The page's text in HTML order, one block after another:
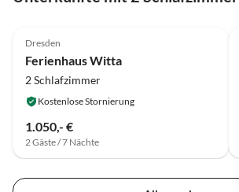
Dresden
Ferienhaus Witta
2 Schlafzimmer
Kostenlose Stornierung
1.050,- €
2 Gäste / 7 Nächte